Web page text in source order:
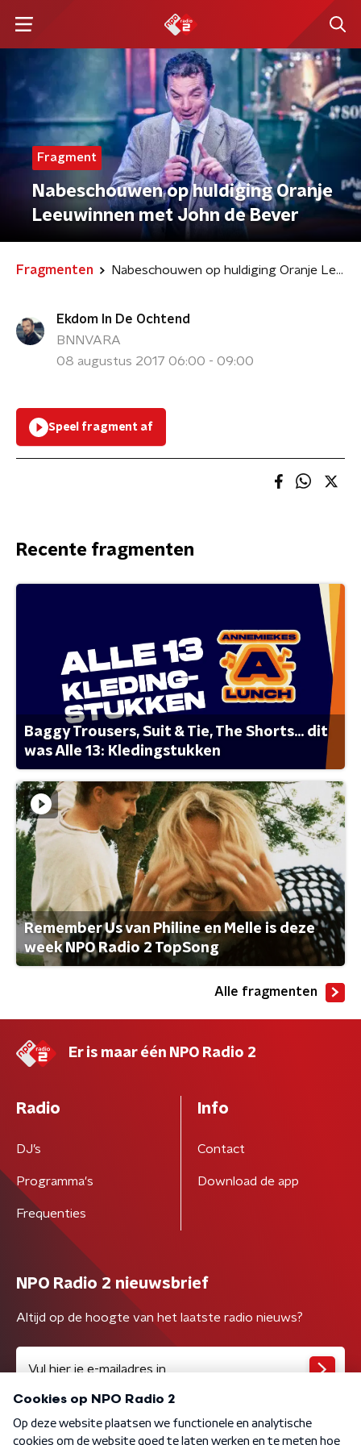
Fragment
Nabeschouwen op huldiging Oranje
Leeuwinnen met John de Bever
Fragmenten Nabeschouwen op huldiging Oranje Leeuwinnen met John de Bever
Ekdom In De Ochtend
BNNVARA
08 augustus 2017 06:00 - 09:00
Speel fragment af
Recente fragmenten
Baggy Trousers, Suit & Tie, The Shorts... dit
was Alle 13: Kledingstukken
Remember Us van Philine en Melle is deze
week NPO Radio 2 TopSong
Alle fragmenten
Er is maar één NPO Radio 2
Radio
DJ’s
Programma's
Frequenties
Info
Contact
Download de app
NPO Radio 2 nieuwsbrief
Altijd op de hoogte van het laatste radio nieuws?